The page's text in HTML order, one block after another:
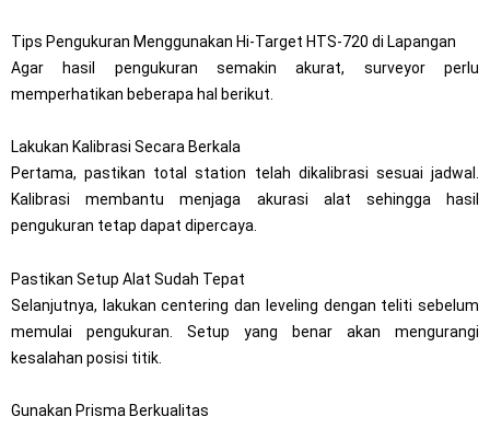
Tips Pengukuran Menggunakan Hi-Target HTS-720 di Lapangan
Agar hasil pengukuran semakin akurat, surveyor perlu
memperhatikan beberapa hal berikut.
Lakukan Kalibrasi Secara Berkala
Pertama, pastikan total station telah dikalibrasi sesuai jadwal.
Kalibrasi membantu menjaga akurasi alat sehingga hasil
pengukuran tetap dapat dipercaya.
Pastikan Setup Alat Sudah Tepat
Selanjutnya, lakukan centering dan leveling dengan teliti sebelum
memulai pengukuran. Setup yang benar akan mengurangi
kesalahan posisi titik.
Gunakan Prisma Berkualitas